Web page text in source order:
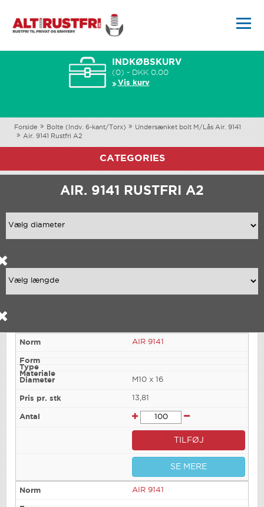
INDKØBSKURV
(0) - DKK 0,00
Vis kurv
Forside Bolte (Indv. 6-kant/Torx)
Undersænket bolt M/Lås Air. 9141
Air. 9141 Rustfri A2
CATEGORIES
AIR. 9141 RUSTFRI A2
AIR 9141
M10 x 16
13,81
TILFØJ
SE MERE
AIR 9141